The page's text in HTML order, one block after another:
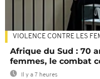
VIOLENCE CONTRE LES
Afrique du Sud : 70
femmes, le combat
Il y a 7 heures